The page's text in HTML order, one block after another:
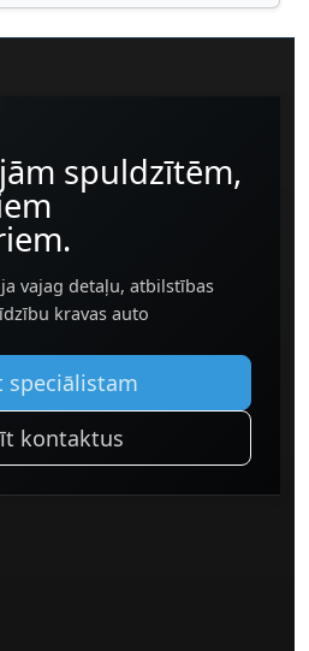
spuldzītēm,
vajag detaļu, atbilstības
kravas auto
speciālistam
kontaktus